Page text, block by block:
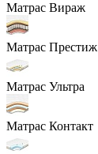
Матрас Вираж
Матрас Престиж
Матрас Ультра
Матрас Контакт